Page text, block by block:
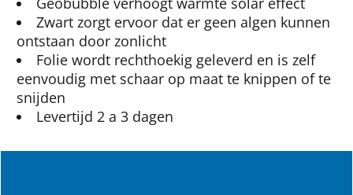
Zwart zorgt ervoor dat er geen algen kunnen
ontstaan door zonlicht
Folie wordt rechthoekig geleverd en is zelf
eenvoudig met schaar op maat te knippen of te
snijden
Levertijd 2 a 3 dagen